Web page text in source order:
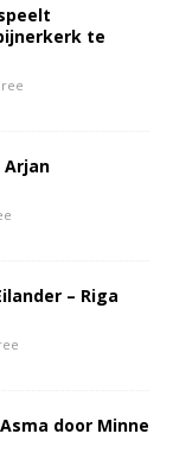
te
Arjan
– Riga
door Minne